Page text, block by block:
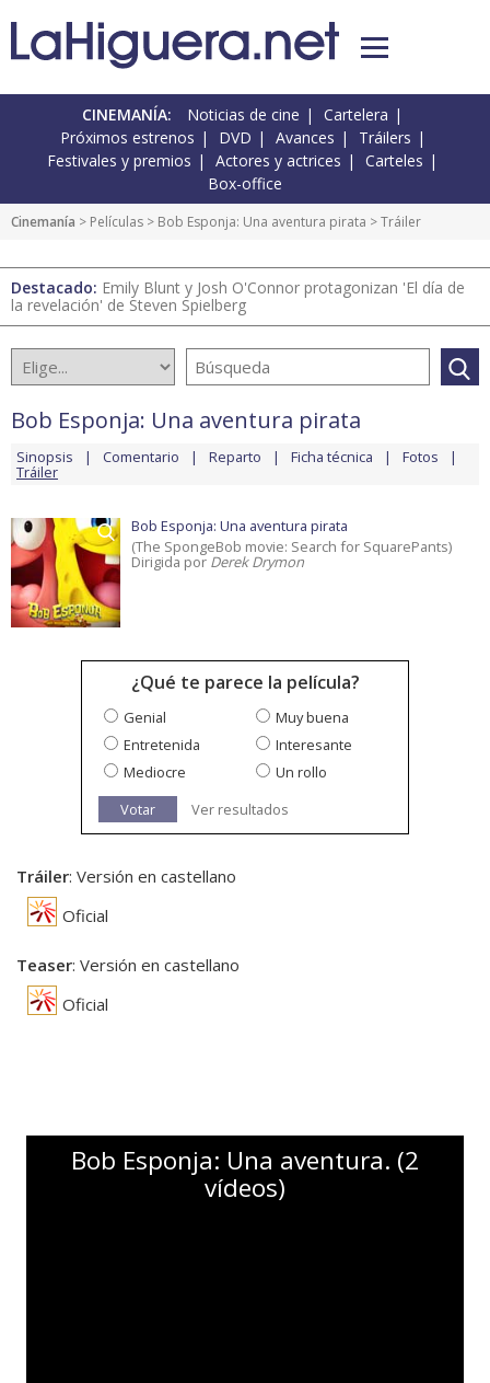
CINEMANÍA: Noticias de cine
Cartelera
Próximos estrenos
DVD Avances
Tráilers
Festivales y premios
Actores y actrices
Carteles
Box-office
Cinemanía > Películas > Bob Esponja: Una aventura pirata > Tráiler
Destacado: Emily Blunt y Josh O'Connor protagonizan 'El día de
la revelación' de Steven Spielberg
Bob Esponja: Una aventura pirata
Sinopsis Comentario Reparto Ficha técnica Fotos
Tráiler
Bob Esponja: Una aventura pirata
(The SpongeBob movie: Search for SquarePants)
Dirigida por Derek Drymon
¿Qué te parece la película?
Genial
Muy buena
Entretenida
Interesante
Mediocre
Un rollo
Votar
Ver resultados
Tráiler: Versión en castellano
Oficial
Teaser: Versión en castellano
Oficial
Bob Esponja: Una aventura. (2
vídeos)